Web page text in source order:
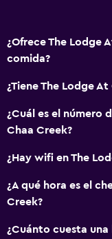
¿Ofrece The Lodge
comida?
¿Tiene The Lodge
¿Cuál es el número
Chaa Creek?
¿Hay wifi en The
¿A qué hora es el
Creek?
¿Cuánto cuesta